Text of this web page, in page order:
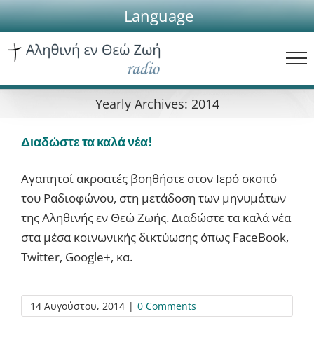
Skip
to
content
Language
Yearly Archives: 2014
Διαδώστε τα καλά νέα!
Αγαπητοί ακροατές βοηθήστε στον Ιερό σκοπό
του Ραδιοφώνου, στη μετάδοση των μηνυμάτων
της Αληθινής εν Θεώ Ζωής. Διαδώστε τα καλά νέα
στα μέσα κοινωνικής δικτύωσης όπως FaceBook,
Twitter, Google+, κα.
14 Αυγούστου, 2014 | 0 Comments